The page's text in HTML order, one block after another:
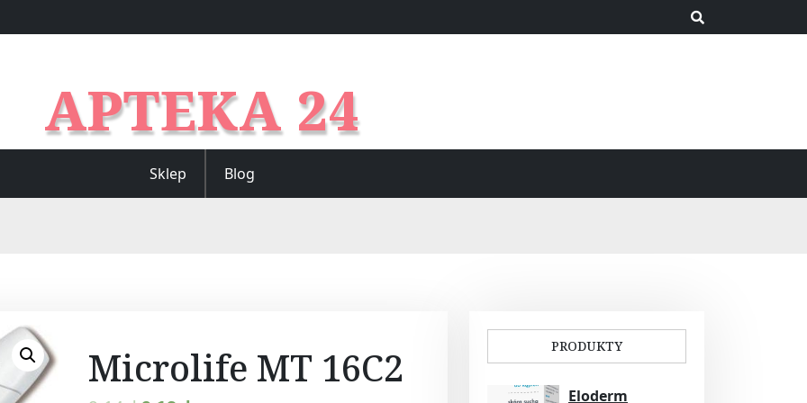
APTEKA 24
Sklep Blog
Microlife MT 16C2 PRODUKTY
Eloderm